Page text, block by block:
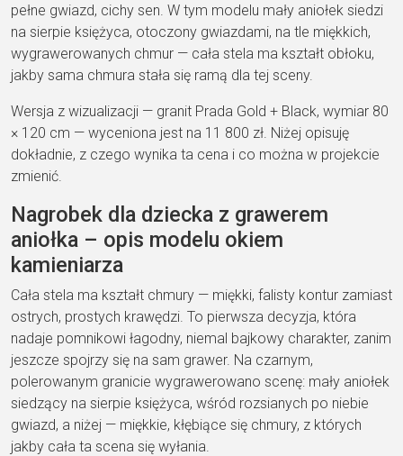
pełne gwiazd, cichy sen. W tym modelu mały aniołek siedzi
na sierpie księżyca, otoczony gwiazdami, na tle miękkich,
wygrawerowanych chmur — cała stela ma kształt obłoku,
jakby sama chmura stała się ramą dla tej sceny.
Wersja z wizualizacji — granit Prada Gold + Black, wymiar 80
× 120 cm — wyceniona jest na 11 800 zł. Niżej opisuję
dokładnie, z czego wynika ta cena i co można w projekcie
zmienić.
Nagrobek dla dziecka z grawerem
aniołka – opis modelu okiem
kamieniarza
Cała stela ma kształt chmury — miękki, falisty kontur zamiast
ostrych, prostych krawędzi. To pierwsza decyzja, która
nadaje pomnikowi łagodny, niemal bajkowy charakter, zanim
jeszcze spojrzy się na sam grawer. Na czarnym,
polerowanym granicie wygrawerowano scenę: mały aniołek
siedzący na sierpie księżyca, wśród rozsianych po niebie
gwiazd, a niżej — miękkie, kłębiące się chmury, z których
jakby cała ta scena się wyłania.